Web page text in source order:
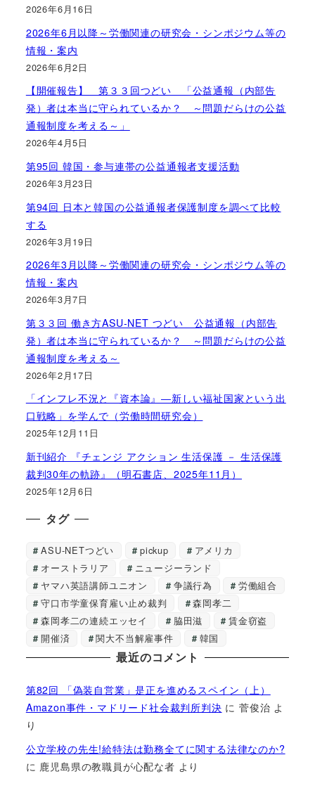
2026年6月16日
2026年6月以降～労働関連の研究会・シンポジウム等の
情報・案内
2026年6月2日
【開催報告】 第３３回つどい 「公益通報（内部告
発）者は本当に守られているか？ ～問題だらけの公益
通報制度を考える～」
2026年4月5日
第95回 韓国・参与連帯の公益通報者支援活動
2026年3月23日
第94回 日本と韓国の公益通報者保護制度を調べて比較
する
2026年3月19日
2026年3月以降～労働関連の研究会・シンポジウム等の
情報・案内
2026年3月7日
第３３回 働き方ASU-NET つどい 公益通報（内部告
発）者は本当に守られているか？ ～問題だらけの公益
通報制度を考える～
2026年2月17日
「インフレ不況と『資本論』―新しい福祉国家という出
口戦略」を学んで（労働時間研究会）
2025年12月11日
新刊紹介 『チェンジ アクション 生活保護 － 生活保護
裁判30年の軌跡』（明石書店、2025年11月）
2025年12月6日
タグ
ASU-NETつどい pickup
アメリカ
オーストラリア
ニュージーランド
ヤマハ英語講師ユニオン
争議行為
労働組合
守口市学童保育雇い止め裁判
森岡孝二
森岡孝二の連続エッセイ
脇田滋
賃金窃盗
開催済
関大不当解雇事件 韓国
最近のコメント
第82回 「偽装自営業」是正を進めるスペイン（上）
Amazon事件・マドリード社会裁判所判決 に菅俊治 よ
り
公立学校の先生!給特法は勤務全てに関する法律なのか?
に 鹿児島県の教職員が心配な者 より